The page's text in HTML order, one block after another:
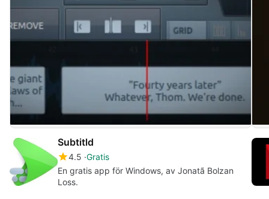
Subtitld
4.5 Gratis
En gratis app för Windows, av Jonatã Bolzan
Loss.